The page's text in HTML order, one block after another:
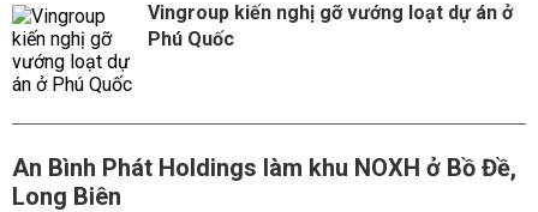
Vingroup kiến nghị gỡ vướng loạt dự án ở
Phú Quốc
An Bình Phát Holdings làm khu NOXH ở Bồ Đề,
Long Biên